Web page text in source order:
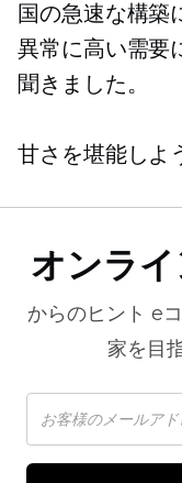
国の急速な構築
異常に高い需要
聞きました。
甘さを堪能しよ
オンラ
からのヒント e
家を目